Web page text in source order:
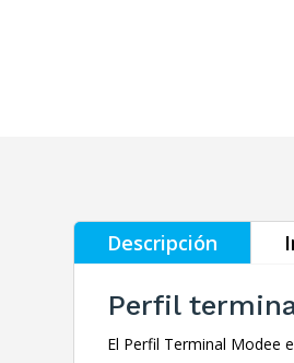
Descripción
Perfil
El Perfil Terminal Modee